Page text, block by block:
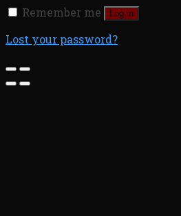
Remember me
Log in
Lost your password?